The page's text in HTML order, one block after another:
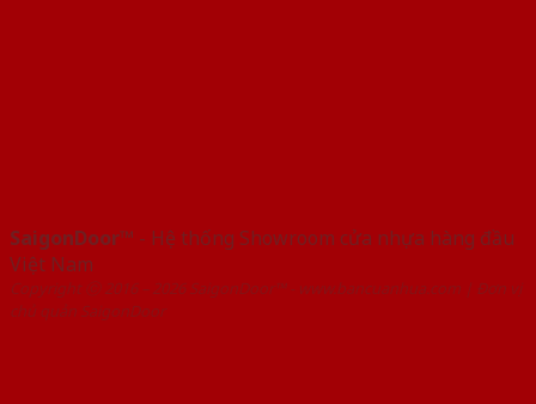
SaigonDoor™ - Hệ thống Showroom cửa nhựa hàng đầu
Việt Nam
Copyright ⓒ 2016 – 2026 SaigonDoor™ - www.bancuanhua.com | Đơn vị
chủ quản SaigonDoor